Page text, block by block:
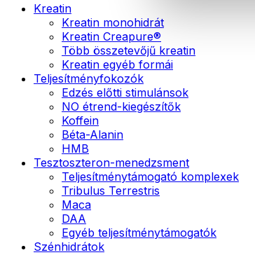
Kreatin
Kreatin monohidrát
Kreatin Creapure®
Több összetevőjű kreatin
Kreatin egyéb formái
Teljesítményfokozók
Edzés előtti stimulánsok
NO étrend-kiegészítők
Koffein
Béta-Alanin
HMB
Tesztoszteron-menedzsment
Teljesítménytámogató komplexek
Tribulus Terrestris
Maca
DAA
Egyéb teljesítménytámogatók
Szénhidrátok